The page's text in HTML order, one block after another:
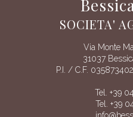
SOCIETA'
Via Monte
31037
P.I. / C.F.
Tel. +39
Tel. +39